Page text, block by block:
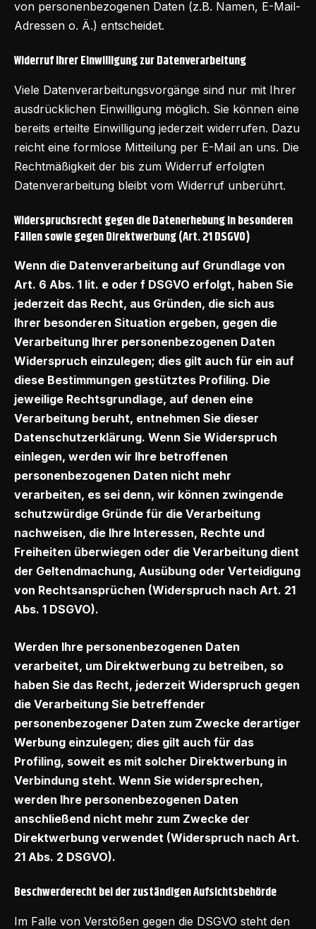
von personenbezogenen Daten (z.B. Namen, E-Mail-
Adressen o. Ä.) entscheidet.
Widerruf Ihrer Einwilligung zur Datenverarbeitung
Viele Datenverarbeitungsvorgänge sind nur mit Ihrer
ausdrücklichen Einwilligung möglich. Sie können eine
bereits erteilte Einwilligung jederzeit widerrufen. Dazu
reicht eine formlose Mitteilung per E-Mail an uns. Die
Rechtmäßigkeit der bis zum Widerruf erfolgten
Datenverarbeitung bleibt vom Widerruf unberührt.
Widerspruchsrecht gegen die Datenerhebung in besonderen
Fällen sowie gegen Direktwerbung (Art. 21 DSGVO)
Wenn die Datenverarbeitung auf Grundlage von
Art. 6 Abs. 1 lit. e oder f DSGVO erfolgt, haben Sie
jederzeit das Recht, aus Gründen, die sich aus
Ihrer besonderen Situation ergeben, gegen die
Verarbeitung Ihrer personenbezogenen Daten
Widerspruch einzulegen; dies gilt auch für ein auf
diese Bestimmungen gestütztes Profiling. Die
jeweilige Rechtsgrundlage, auf denen eine
Verarbeitung beruht, entnehmen Sie dieser
Datenschutzerklärung. Wenn Sie Widerspruch
einlegen, werden wir Ihre betroffenen
personenbezogenen Daten nicht mehr
verarbeiten, es sei denn, wir können zwingende
schutzwürdige Gründe für die Verarbeitung
nachweisen, die Ihre Interessen, Rechte und
Freiheiten überwiegen oder die Verarbeitung dient
der Geltendmachung, Ausübung oder Verteidigung
von Rechtsansprüchen (Widerspruch nach Art. 21
Abs. 1 DSGVO).
Werden Ihre personenbezogenen Daten
verarbeitet, um Direktwerbung zu betreiben, so
haben Sie das Recht, jederzeit Widerspruch gegen
die Verarbeitung Sie betreffender
personenbezogener Daten zum Zwecke derartiger
Werbung einzulegen; dies gilt auch für das
Profiling, soweit es mit solcher Direktwerbung in
Verbindung steht. Wenn Sie widersprechen,
werden Ihre personenbezogenen Daten
anschließend nicht mehr zum Zwecke der
Direktwerbung verwendet (Widerspruch nach Art.
21 Abs. 2 DSGVO).
Beschwerderecht bei der zuständigen Aufsichtsbehörde
Im Falle von Verstößen gegen die DSGVO steht den